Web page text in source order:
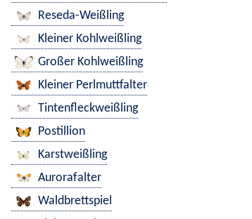
Reseda-Weißling
Kleiner Kohlweißling
Großer Kohlweißling
Kleiner Perlmuttfalter
Tintenfleckweißling
Postillion
Karstweißling
Aurorafalter
Waldbrettspiel